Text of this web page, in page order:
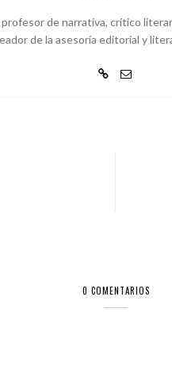
de narrativa, crítico
de la asesoría editorial y
0 COMENTARIOS